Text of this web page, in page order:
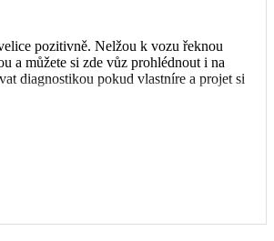
pozitivně. Nelžou k vozu řeknou
a můžete si zde vůz prohlédnout i na
diagnostikou pokud vlastníre a projet si